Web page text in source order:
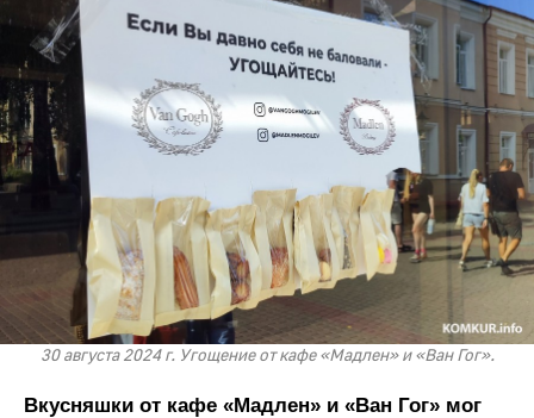
30 августа 2024 г. Угощение от кафе «Мадлен» и «Ван Гог».
Вкусняшки от кафе «Мадлен» и «Ван Гог» мог